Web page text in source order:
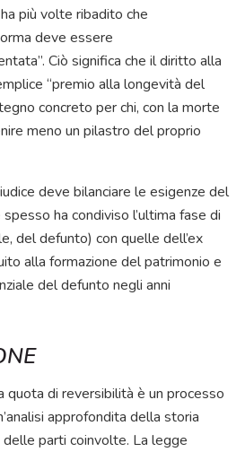
più volte ribadito che
deve essere
Ciò significa che il diritto alla
“premio alla longevità del
concreto per chi, con la morte
meno un pilastro del proprio
deve bilanciare le esigenze del
ha condiviso l’ultima fase di
del defunto) con quelle dell’ex
alla formazione del patrimonio e
del defunto negli anni
quota di reversibilità è un processo
approfondita della storia
parti coinvolte. La legge